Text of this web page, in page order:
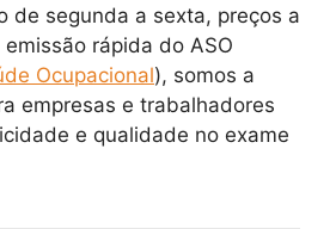
de segunda a sexta, preços a
emissão rápida do ASO
Ocupacional), somos a
empresas e trabalhadores
e qualidade no exame